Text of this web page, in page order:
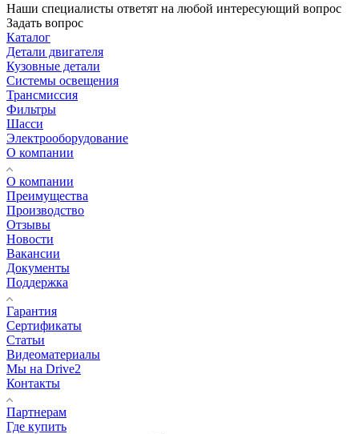
Наши специалисты ответят на любой интересующий вопрос
Задать вопрос
Каталог
Детали двигателя
Кузовные детали
Системы освещения
Трансмиссия
Фильтры
Шасси
Электрооборудование
О компании
О компании
Преимущества
Производство
Отзывы
Новости
Вакансии
Документы
Поддержка
Гарантия
Сертификаты
Статьи
Видеоматериалы
Мы на Drive2
Контакты
Партнерам
Где купить